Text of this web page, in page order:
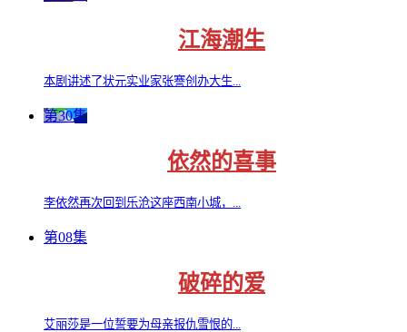
江海潮生
本剧讲述了状元实业家张謇创办大生...
第30集
依然的喜事
李依然再次回到乐沧这座西南小城，...
第08集
破碎的爱
艾丽莎是一位誓要为母亲报仇雪恨的...